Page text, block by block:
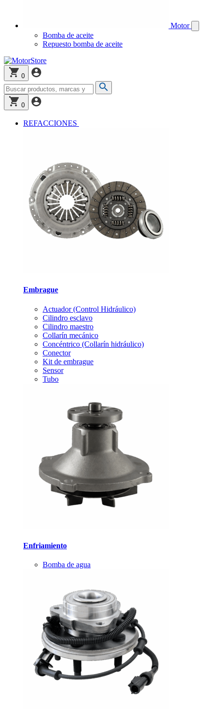
Motor
Bomba de aceite
Repuesto bomba de aceite
0
0
REFACCIONES
Embrague
Actuador (Control Hidráulico)
Cilindro esclavo
Cilindro maestro
Collarín mecánico
Concéntrico (Collarín hidráulico)
Conector
Kit de embrague
Sensor
Tubo
Enfriamiento
Bomba de agua